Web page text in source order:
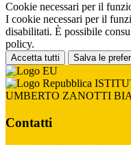
Cookie necessari per il
I cookie necessari per il
disabilitati. È possibile
policy.
Accetta tutti Salva le
UMBERTO ZANOTTI
Contatti